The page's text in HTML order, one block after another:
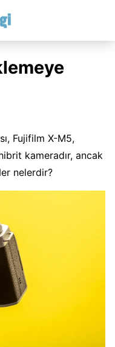
Fujifilm X-M5,
kameradır, ancak
nelerdir?